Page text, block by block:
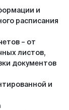
и
расписания
– от
листов,
документов
и